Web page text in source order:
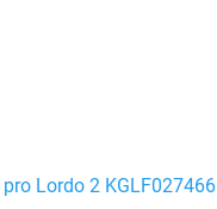
Lordo 2 KGLF027466